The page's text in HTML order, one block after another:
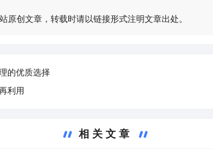
原创文章，转载时请以链接形式注明文章出处。
的优质选择
利用
相关文章